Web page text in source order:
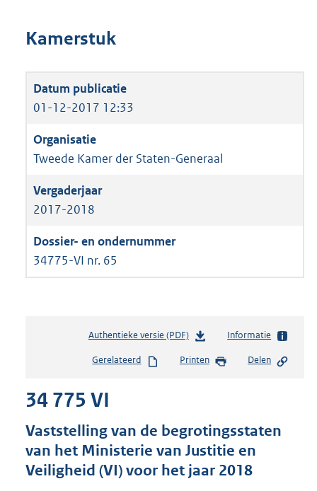
Kamerstuk
01-12-2017 12:33
Tweede Kamer der Staten-Generaal
2017-2018
34775-VI nr. 65
Authentieke versie (PDF)b
s
s
g
r
Informatie
Gerelateerd Printen Delen
34 775 VI
Vaststelling van de begrotingsstaten
van het Ministerie van Justitie en
Veiligheid (VI) voor het jaar 2018